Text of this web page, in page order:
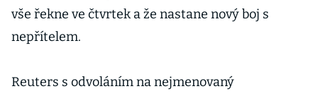
vše řekne ve čtvrtek a že nastane nový boj s
nepřítelem.
Reuters s odvoláním na nejmenovaný